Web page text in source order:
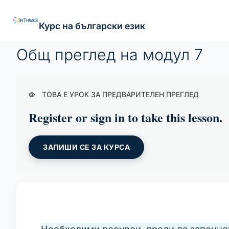
Курс на български език
Общ преглед на модул 7
ТОВА Е УРОК ЗА ПРЕДВАРИТЕЛЕН ПРЕГЛЕД
Register or sign in to take this lesson.
ЗАПИШИ СЕ ЗА КУРСА